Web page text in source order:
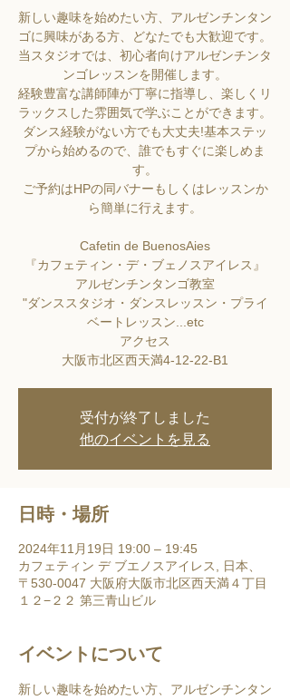
新しい趣味を始めたい方、アルゼンチンタン
ゴに興味がある方、どなたでも大歓迎です。
当スタジオでは、初心者向けアルゼンチンタ
ンゴレッスンを開催します。
経験豊富な講師陣が丁寧に指導し、楽しくリ
ラックスした雰囲気で学ぶことができます。
ダンス経験がない方でも大丈夫!基本ステッ
プから始めるので、誰でもすぐに楽しめま
す。
ご予約はHPの同バナーもしくはレッスンか
ら簡単に行えます。
Cafetin de BuenosAies
『カフェティン・デ・ブェノスアイレス』
アルゼンチンタンゴ教室
"ダンススタジオ・ダンスレッスン・プライ
ベートレッスン...etc
アクセス
大阪市北区西天満4-12-22-B1
受付が終了しました
他のイベントを見る
日時・場所
2024年11月19日 19:00 – 19:45
カフェティン デ ブエノスアイレス, 日本、
〒530-0047 大阪府大阪市北区西天満４丁目
１２−２２ 第三青山ビル
イベントについて
新しい趣味を始めたい方、アルゼンチンタン